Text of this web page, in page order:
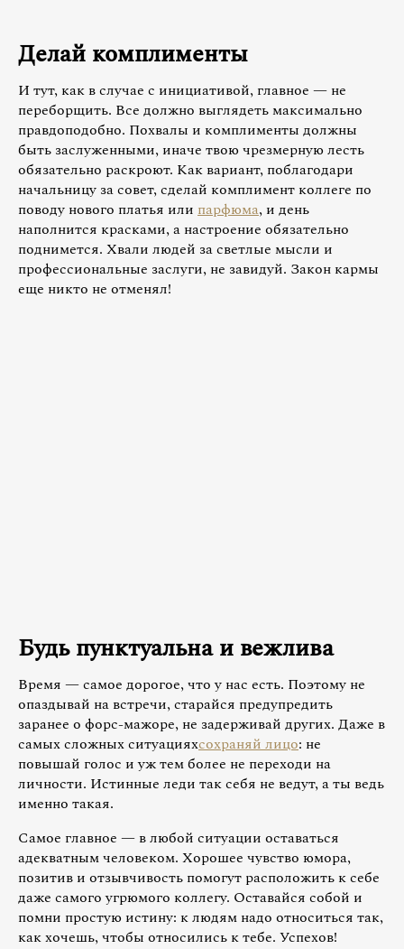
Делай комплименты
И тут, как в случае с инициативой, главное — не
переборщить. Все должно выглядеть максимально
правдоподобно. Похвалы и комплименты должны
быть заслуженными, иначе твою чрезмерную лесть
обязательно раскроют. Как вариант, поблагодари
начальницу за совет, сделай комплимент коллеге по
поводу нового платья или парфюма, и день
наполнится красками, а настроение обязательно
поднимется. Хвали людей за светлые мысли и
профессиональные заслуги, не завидуй. Закон кармы
еще никто не отменял!
Будь пунктуальна и вежлива
Время — самое дорогое, что у нас есть. Поэтому не
опаздывай на встречи, старайся предупредить
заранее о форс-мажоре, не задерживай других. Даже в
самых сложных ситуацияхсохраняй лицо: не
повышай голос и уж тем более не переходи на
личности. Истинные леди так себя не ведут, а ты ведь
именно такая.
Самое главное — в любой ситуации оставаться
адекватным человеком. Хорошее чувство юмора,
позитив и отзывчивость помогут расположить к себе
даже самого угрюмого коллегу. Оставайся собой и
помни простую истину: к людям надо относиться так,
как хочешь, чтобы относились к тебе. Успехов!